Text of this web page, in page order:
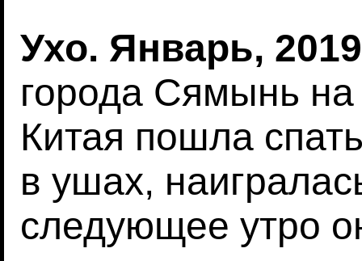
Ухо. Январь, 2019
города Сямынь
Китая пошла
в ушах,
следующее утро